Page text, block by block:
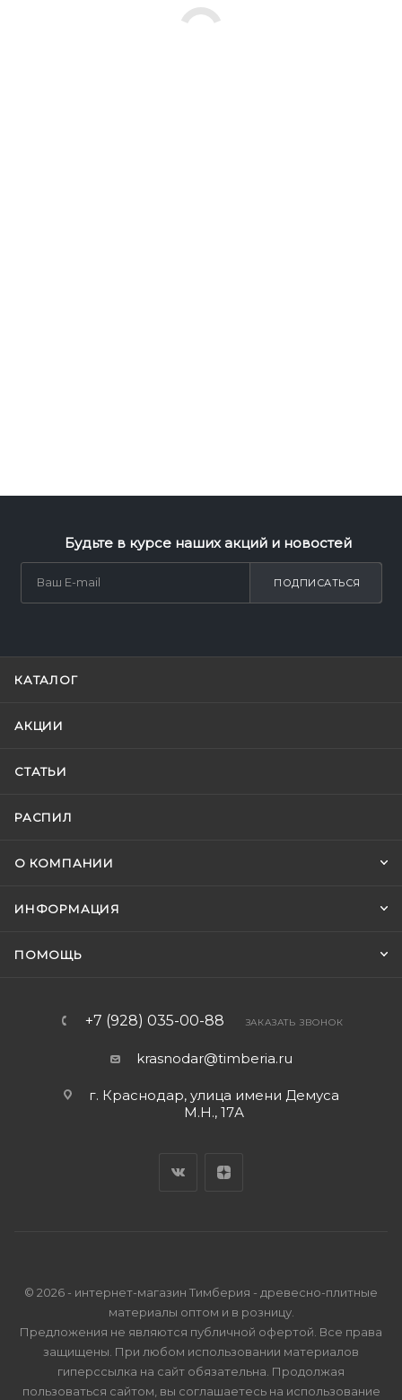
Будьте в курсе наших акций и новостей
ПОДПИСАТЬСЯ
КАТАЛОГ
АКЦИИ
СТАТЬИ
РАСПИЛ
О КОМПАНИИ
ИНФОРМАЦИЯ
ПОМОЩЬ
+7 (928) 035-00-88 ЗАКАЗАТЬ ЗВОНОК
krasnodar@timberia.ru
г. Краснодар, улица имени Демуса
М.Н., 17А
© 2026 - интернет-магазин Тимберия - древесно-плитные
материалы оптом и в розницу.
Предложения не являются публичной офертой. Все права
защищены. При любом использовании материалов
гиперссылка на сайт обязательна. Продолжая
пользоваться сайтом, вы соглашаетесь на использование